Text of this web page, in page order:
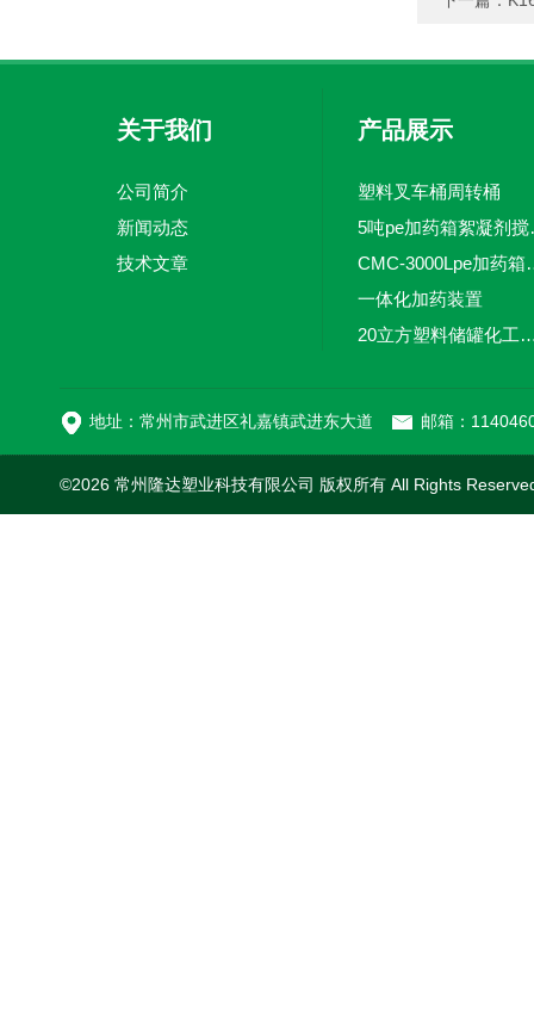
关于我们
公司简介
新闻动态
技术文章
产品展示
塑料叉车桶周转桶
5吨pe
CMC-
一体化加药装置
20立方塑料储罐化工储
地址：常州市武进区礼嘉镇武进东大道 邮箱：
©2026 常州隆达塑业科技有限公司 版权所有 All Rights